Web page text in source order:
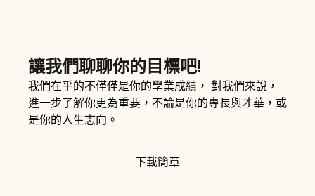
讓我們聊聊你的目標吧!
我們在乎的不僅僅是你的學業成績， 對我們來說，
進一步了解你更為重要，不論是你的專長與才華，或
是你的人生志向。
下載簡章